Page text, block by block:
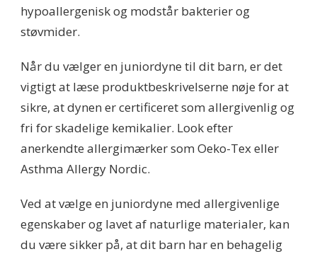
hypoallergenisk og modstår bakterier og
støvmider.
Når du vælger en juniordyne til dit barn, er det
vigtigt at læse produktbeskrivelserne nøje for at
sikre, at dynen er certificeret som allergivenlig og
fri for skadelige kemikalier. Look efter
anerkendte allergimærker som Oeko-Tex eller
Asthma Allergy Nordic.
Ved at vælge en juniordyne med allergivenlige
egenskaber og lavet af naturlige materialer, kan
du være sikker på, at dit barn har en behagelig